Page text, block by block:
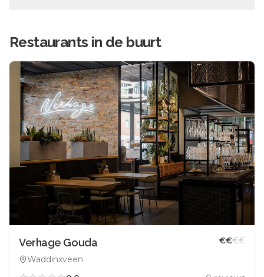
Restaurants in de buurt
Verhage Gouda
Waddinxveen
€€€€